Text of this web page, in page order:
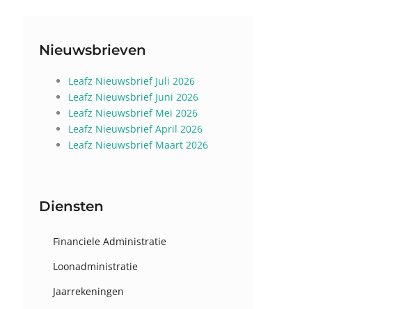
Nieuwsbrieven
Leafz Nieuwsbrief Juli 2026
Leafz Nieuwsbrief Juni 2026
Leafz Nieuwsbrief Mei 2026
Leafz Nieuwsbrief April 2026
Leafz Nieuwsbrief Maart 2026
Diensten
Financiele Administratie
Loonadministratie
Jaarrekeningen